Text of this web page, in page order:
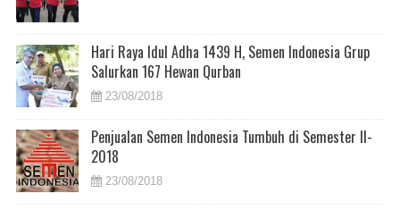
Hari Raya Idul Adha 1439 H, Semen Indonesia Grup
Salurkan 167 Hewan Qurban
23/08/2018
Penjualan Semen Indonesia Tumbuh di Semester II-
2018
23/08/2018